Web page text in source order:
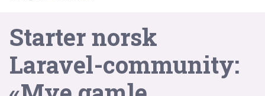
Starter norsk
Laravel-community:
Facebook
annonsepriser